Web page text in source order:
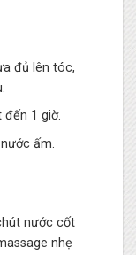
đủ lên tóc,
1 giờ.
ấm.
nước cốt
nhẹ